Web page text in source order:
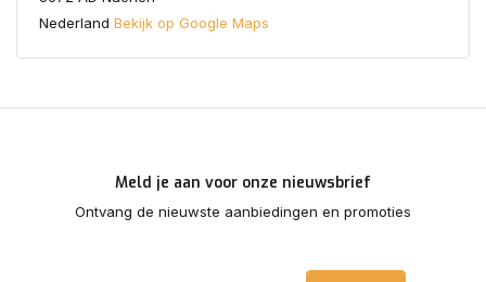
Nederland Bekijk op Google Maps
Meld je aan voor onze nieuwsbrief
Ontvang de nieuwste aanbiedingen en promoties